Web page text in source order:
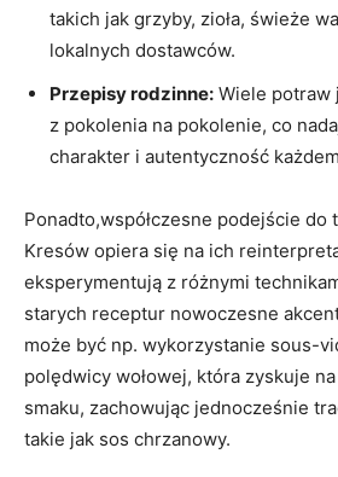
takich jak grzyby, zioła, świeże
lokalnych dostawców.
Przepisy rodzinne: Wiele potraw
z pokolenia na pokolenie, co
charakter i autentyczność
Ponadto,współczesne podejście do
Kresów opiera się na ich
eksperymentują z różnymi
starych receptur nowoczesne
może być np. wykorzystanie sous-
polędwicy wołowej, która zyskuje
smaku, zachowując jednocześnie
takie jak sos chrzanowy.